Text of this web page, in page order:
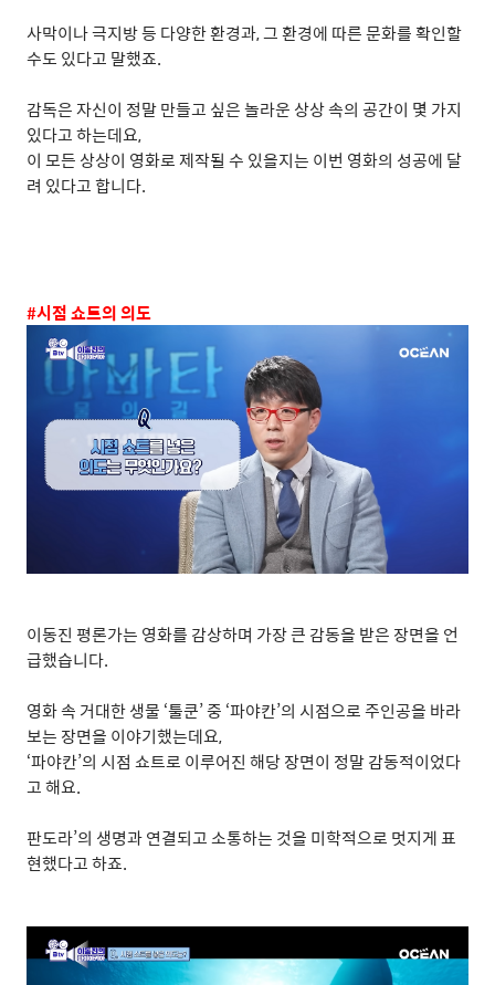
사막이나 극지방 등 다양한 환경과,그 환경에 따른 문화를 확인할
수도 있다고 말했죠.
감독은 자신이 정말 만들고 싶은 놀라운 상상 속의 공간이 몇 가지
있다고 하는데요,
이 모든 상상이 영화로 제작될 수 있을지는 이번 영화의 성공에 달
려 있다고 합니다.
#시점 쇼트의 의도
이동진 평론가는 영화를 감상하며 가장 큰 감동을 받은 장면을 언
급했습니다.
영화 속 거대한 생물 ‘툴쿤’중 ‘파야칸’의 시점으로 주인공을 바라
보는 장면을 이야기했는데요,
‘파야칸’의 시점 쇼트로 이루어진 해당 장면이 정말 감동적이었다
고 해요.
판도라’의 생명과 연결되고 소통하는 것을 미학적으로 멋지게 표
현했다고 하죠.